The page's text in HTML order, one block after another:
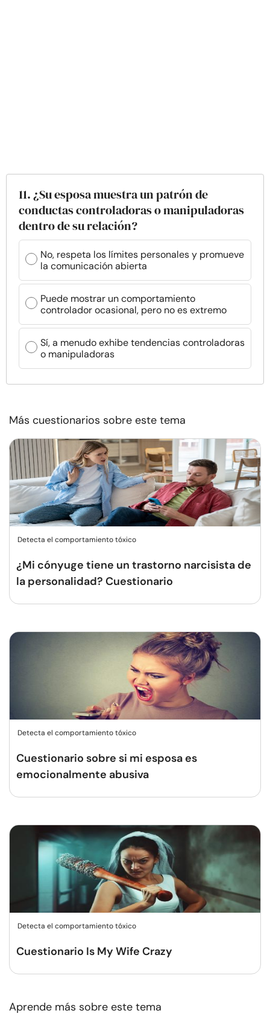
11. ¿Su esposa muestra un patrón de
conductas controladoras o manipuladoras
dentro de su relación?
No, respeta los límites personales y promueve
la comunicación abierta
Puede mostrar un comportamiento
controlador ocasional, pero no es extremo
Sí, a menudo exhibe tendencias controladoras
o manipuladoras
Más cuestionarios sobre este tema
Detecta el comportamiento tóxico
¿Mi cónyuge tiene un trastorno narcisista de
la personalidad? Cuestionario
Detecta el comportamiento tóxico
Cuestionario sobre si mi esposa es
emocionalmente abusiva
Detecta el comportamiento tóxico
Cuestionario Is My Wife Crazy
Aprende más sobre este tema